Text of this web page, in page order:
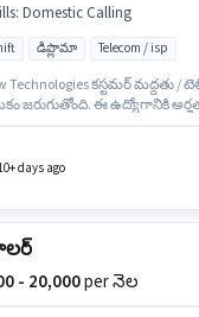
: Domestic Calling
డిప్లొమా Telecom / isp
Technologies కస్టమర్
జరుగుతోంది. ఈ ఉద్యోగానికి అర్హత
Insurance, PF, Medical
days ago
- 20,000per నెల